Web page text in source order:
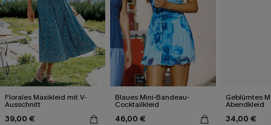
Florales Maxikleid mit V-
Ausschnitt
39,00 €
Blaues Mini-Bandeau-
Cocktailkleid
46,00 €
Geblümtes
Abendkleid
34,00 €